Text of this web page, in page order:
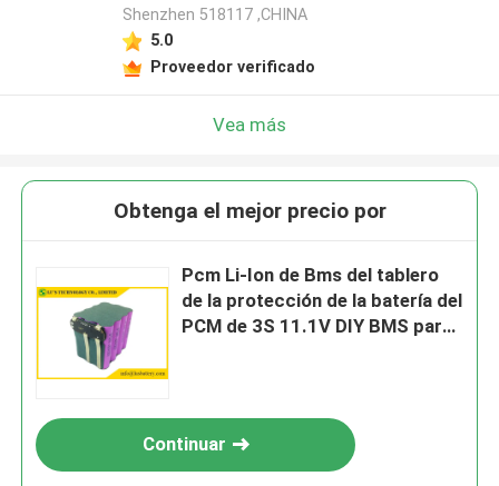
Shenzhen 518117 ,CHINA
5.0
Proveedor verificado
Vea más
Obtenga el mejor precio por
Pcm Li-Ion de Bms del tablero
de la protección de la batería del
PCM de 3S 11.1V DIY BMS para
Continuar